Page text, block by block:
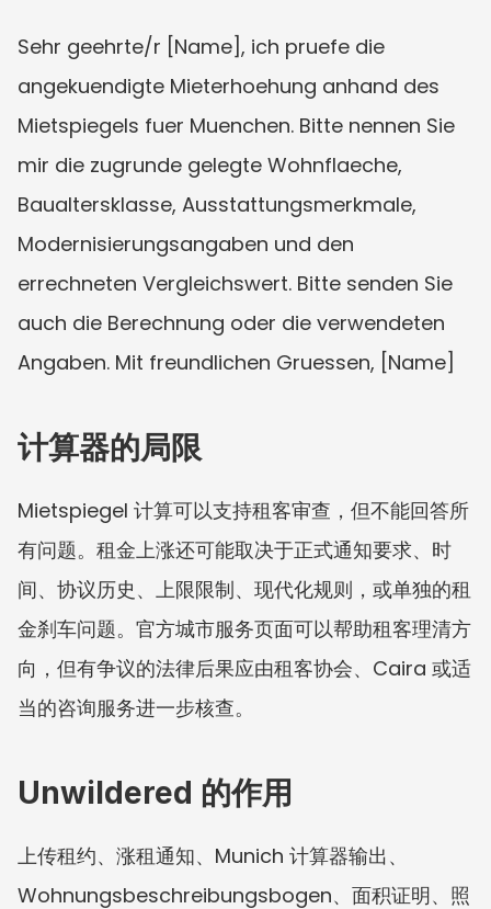
Sehr geehrte/r [Name], ich pruefe die
angekuendigte Mieterhoehung anhand des
Mietspiegels fuer Muenchen. Bitte nennen Sie
mir die zugrunde gelegte Wohnflaeche,
Baualtersklasse, Ausstattungsmerkmale,
Modernisierungsangaben und den
errechneten Vergleichswert. Bitte senden Sie
auch die Berechnung oder die verwendeten
Angaben. Mit freundlichen Gruessen, [Name]
计算器的局限
Mietspiegel 计算可以支持租客审查，但不能回答所
有问题。租金上涨还可能取决于正式通知要求、时
间、协议历史、上限限制、现代化规则，或单独的租
金刹车问题。官方城市服务页面可以帮助租客理清方
向，但有争议的法律后果应由租客协会、Caira 或适
当的咨询服务进一步核查。
Unwildered 的作用
上传租约、涨租通知、Munich 计算器输出、
Wohnungsbeschreibungsbogen、面积证明、照